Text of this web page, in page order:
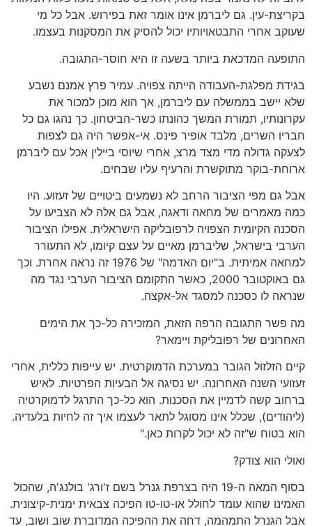
בקריצת-עין. גם ליברמן אינו אומר זאת בפירוש. אבל כל מי
שעוקב אחרי התבטאויותיו יכול להסיק את המסקנות בעצמו.
התופעה המדכאת ביותר בשעה זו היא חוסר-התגובה.
בגידת מפלגת-העבודה הייתה צפויה. עמיר פרץ אמנם נשבע
שלא יישב בממשלה עם ליברמן, אך הוא מוכן למכור את
עקרונותיו, תמורת המשך כהונתו כשר-הביטחון. כך נהגו גם כל
חבריו השרים, מלבד אופיר פינס. אי-אפשר היה גם לצפות
לצעקה גדולה מדי מצד מרצ, אחרי שיוסי ביילין אכל עם ליברמן
ארוחת-בוקר מתוקשרת והרעיף עליו שבחים.
אבל גם מפי הציבור הרחב לא נשמעים ביטויים של זעזוע. היו
כמה מאמרים של מחאה ודאגה, אבל גם אלה לא הצביעו על
הסכנה הקיומית הצפויה לרפובליקה הישראלית. אפילו הציבור
הערבי בישראל, שליברמן מאיים על עצם קיומו, לא התעורר
למחאה אמיתית. ב"יום האדמה" של 1976 זה נראה אחרת. וכך
גם באוקטובר 2000, כאשר התקומם הציבור הערבי נגד מה
שנראה לו כסכנה למסגד אל-אקצה.
מה פשר התגובה הרפה הזאת, המזכירה כל-כך את הימים
האחרונים של רפובליקת ויימאר?
קיים הזלזול הגובר במערכת הדמוקרטית. יש עייפות כללית, אחרי
זעזועי השנה האחרונה. יש נסיגה אל הבעיות הפרטיות. לאיש
ברחוב קשה לדמיין את הסכנות. הוא כל-כך התרגל לדמוקרטיה
(ליהודים), שכלל אינו מסוגל לתאר לעצמו איך זה לחיות בלעדיה.
הוא בטוח ש"זה לא יכול לקרות כאן."
ואולי הוא צודק?
בסוף המאה ה-19 היה בצרפת גנרל בשם ז'ורג' בולנג'ה, שהכול
האמינו שהוא עומד לחולל או-טו-טו הפיכה צבאית ימנית-קיצונית.
אבל הגנרל התמהמה, דחה את ההפיכה המדוברת שוב ושוב, עד